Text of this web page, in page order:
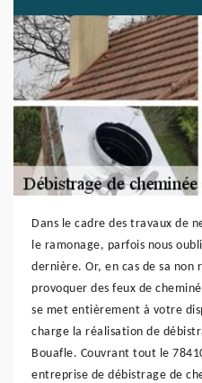
Dans le cadre des travaux de
le ramonage, parfois nous
dernière. Or, en cas de sa
provoquer des feux de
se met entièrement à votre
charge la réalisation de
Bouafle. Couvrant tout le
entreprise de débistrage de